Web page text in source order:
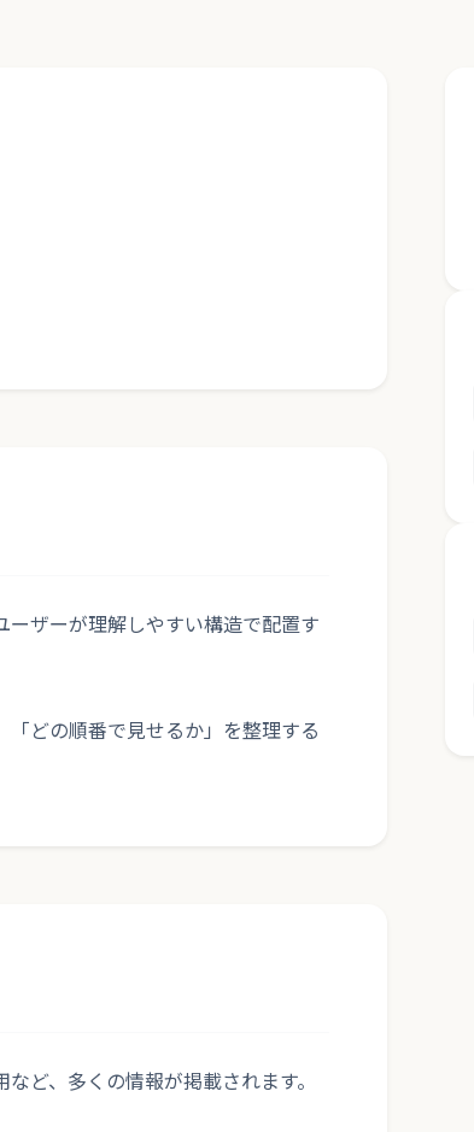
ザーが理解しやすい構造で配置す
どの順番で見せるか」を整理する
ど、多くの情報が掲載されます。